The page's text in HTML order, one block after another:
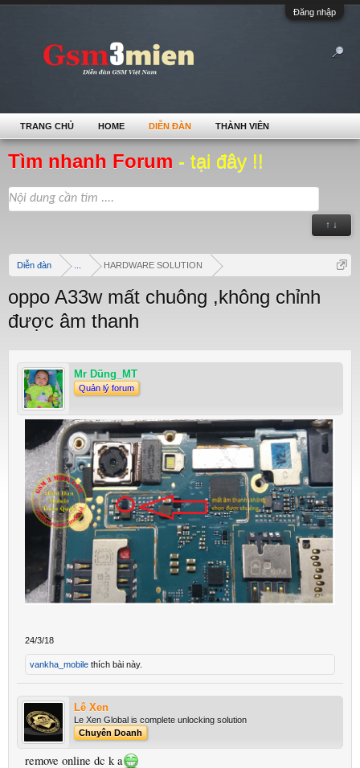
Đăng nhập
Tìm nhanh Forum - tại đây !!
↑ ↓
Diễn đàn HARDWARE SOLUTION
oppo A33w mất chuông ,không chỉnh
được âm thanh
Mr Dũng_MT
Quản lý forum
24/3/18
vankha_mobile thích bài này.
Lê Xen
Le Xen Global is complete unlocking solution
Chuyên Doanh
remove online dc k a
TRANG CHỦ HOME DIỄN ĐÀN THÀNH VIÊN